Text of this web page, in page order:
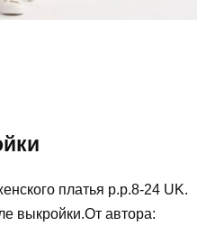
платья р.р.8-24 UK.
выкройки.От автора: